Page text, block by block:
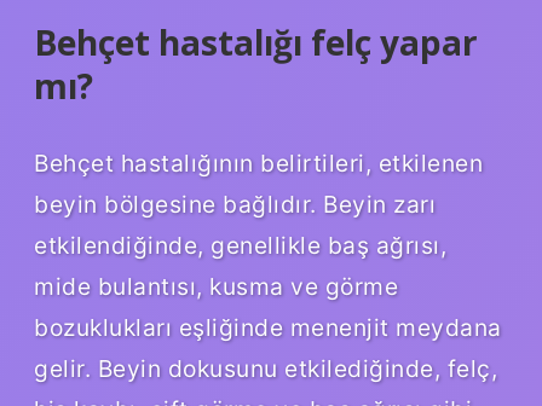
Behçet hastalığı felç yapar
mı?
Behçet hastalığının belirtileri, etkilenen
beyin bölgesine bağlıdır. Beyin zarı
etkilendiğinde, genellikle baş ağrısı,
mide bulantısı, kusma ve görme
bozuklukları eşliğinde menenjit meydana
gelir. Beyin dokusunu etkilediğinde, felç,